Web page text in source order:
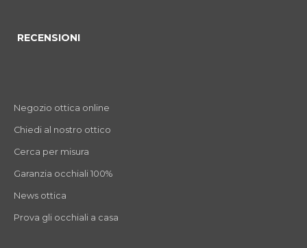
RECENSIONI
Negozio ottica online
Chiedi al nostro ottico
Cerca per misura
Garanzia occhiali 100%
News ottica
Prova gli occhiali a casa